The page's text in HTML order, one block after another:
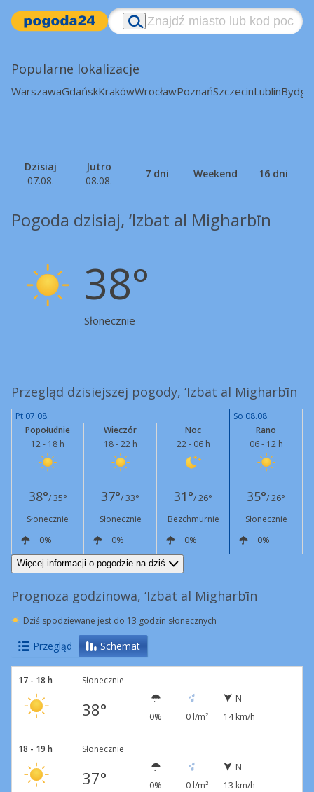
Popularne lokalizacje
WarszawaGdańskKrakówWrocławPoznańSzczecinLublin
Dzisiaj
07.08.
Jutro
08.08.
7 dni Weekend 16 dni
Pogoda dzisiaj, ‘Izbat al Migharbīn
38°
Słonecznie
Przegląd dzisiejszej pogody, ‘Izbat al Migharbīn
Pt 07.08.
So 08.08.
Popołudnie
12 - 18 h
Wieczór
18 - 22 h
Noc
22 - 06 h
Rano
06 - 12 h
38°/ 35° 37°/ 33° 31°/ 26° 35°/ 26°
Słonecznie
Słonecznie Bezchmurnie
Słonecznie
0%
0% 0%
0%
N
12 km/h N
13 km/h
Więcej informacji o pogodzie na dziś
Prognoza godzinowa, ‘Izbat al Migharbīn
Dziś spodziewane jest do 13 godzin słonecznych
Przegląd Schemat
17 - 18 h Słonecznie
38° 0% 0 l/m²
N
14 km/h
18 - 19 h Słonecznie
37° 0% 0 l/m²
N
13 km/h